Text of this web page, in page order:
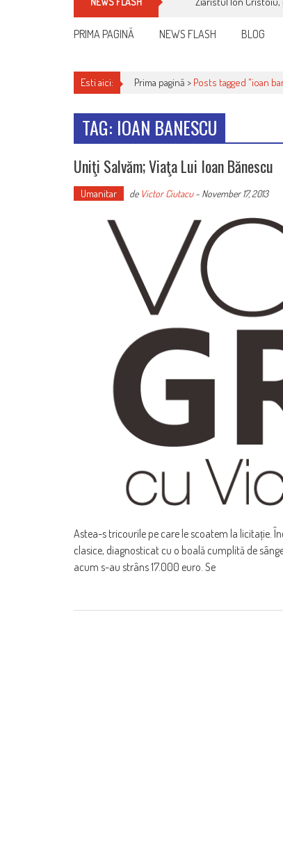
PRIMA PAGINĂ NEWS FLASH BLOG
Esti aici: Prima pagină > Posts tagged "ioan
TAG: IOAN BANESCU
Uniţi Salvăm; Viaţa Lui Ioan Bănescu
Umanitar de Victor Ciutacu- November 17, 2013
Astea-s tricourile pe care le scoatem la licitație.
clasice, diagnosticat cu o boală cumplită de
acum s-au strâns 17.000 euro. Se